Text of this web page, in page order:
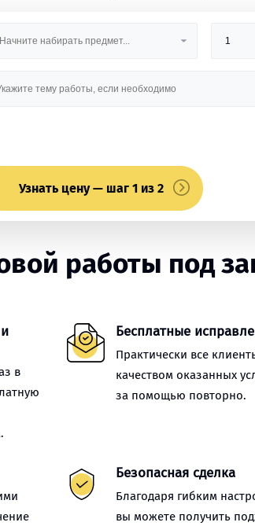
Узнать цену — шаг 1 из 2
работы под
в
Бесплатные
Практически все
качеством оказанных
за помощью повторно.
Безопасная сделка
Благодаря гибким
вы можете получить